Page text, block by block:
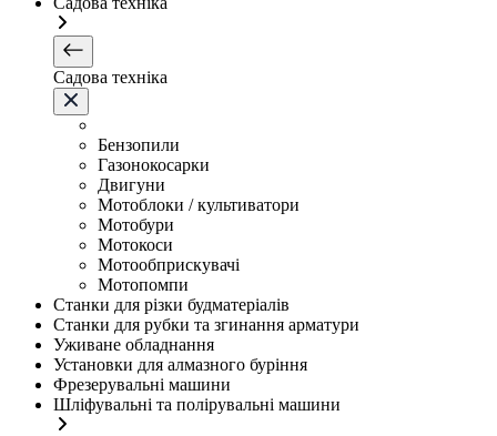
Садова техніка
Бензопили
Газонокосарки
Двигуни
Мотоблоки / культиватори
Мотобури
Мотокоси
Мотообприскувачі
Мотопомпи
Станки для різки будматеріалів
Станки для рубки та згинання арматури
Уживане обладнання
Установки для алмазного буріння
Фрезерувальні машини
Шліфувальні та полірувальні машини